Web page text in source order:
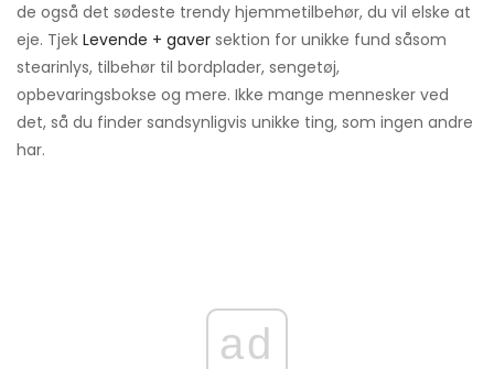
de også det sødeste trendy hjemmetilbehør, du vil elske at
eje. Tjek Levende + gaver sektion for unikke fund såsom
stearinlys, tilbehør til bordplader, sengetøj,
opbevaringsbokse og mere. Ikke mange mennesker ved
det, så du finder sandsynligvis unikke ting, som ingen andre
har.
ad